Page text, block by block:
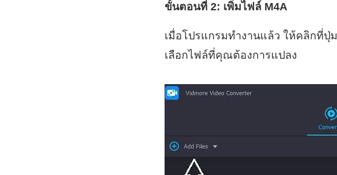
ขั้นตอนที่ 2: เพิ่มไฟล์ M4A
เมื่อโปรแกรมทำงานแล้ว ให้คลิกที่ปุ่ม
เลือกไฟล์ที่คุณต้องการแปลง